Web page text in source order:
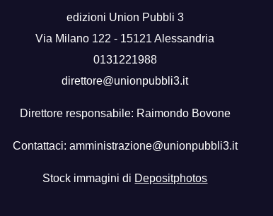
edizioni Union Pubbli 3
Via Milano 122 - 15121 Alessandria
0131221988
direttore@unionpubbli3.it
Direttore responsabile: Raimondo Bovone
Contattaci: amministrazione@unionpubbli3.it
Stock immagini di Depositphotos